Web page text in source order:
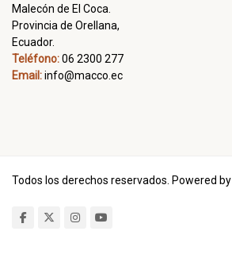
Malecón de El Coca.
Provincia de Orellana,
Ecuador.
Teléfono:06 2300 277
Email:info@macco.ec
Todos los derechos reservados. Powered by